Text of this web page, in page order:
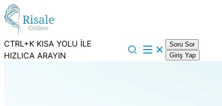
CTRL+K KISA YOLU İLE
HIZLICA ARAYIN
Soru Sor
Giriş Yap